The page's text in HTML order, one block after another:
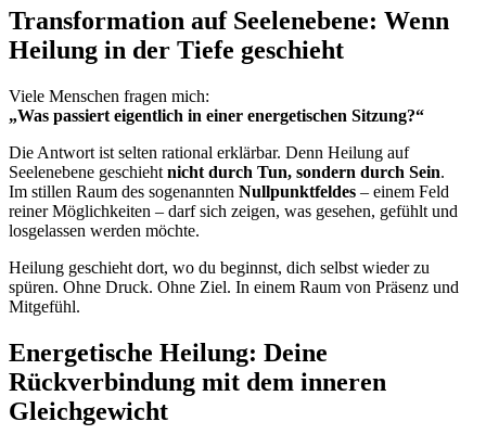
Transformation auf Seelenebene: Wenn
Heilung in der Tiefe geschieht
Viele Menschen fragen mich:
„Was passiert eigentlich in einer energetischen Sitzung?“
Die Antwort ist selten rational erklärbar. Denn Heilung auf
Seelenebene geschieht nicht durch Tun, sondern durch Sein.
Im stillen Raum des sogenannten Nullpunktfeldes – einem Feld
reiner Möglichkeiten – darf sich zeigen, was gesehen, gefühlt und
losgelassen werden möchte.
Heilung geschieht dort, wo du beginnst, dich selbst wieder zu
spüren. Ohne Druck. Ohne Ziel. In einem Raum von Präsenz und
Mitgefühl.
Energetische Heilung: Deine
Rückverbindung mit dem inneren
Gleichgewicht